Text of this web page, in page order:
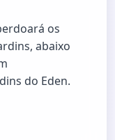
os
abaixo
do Eden.